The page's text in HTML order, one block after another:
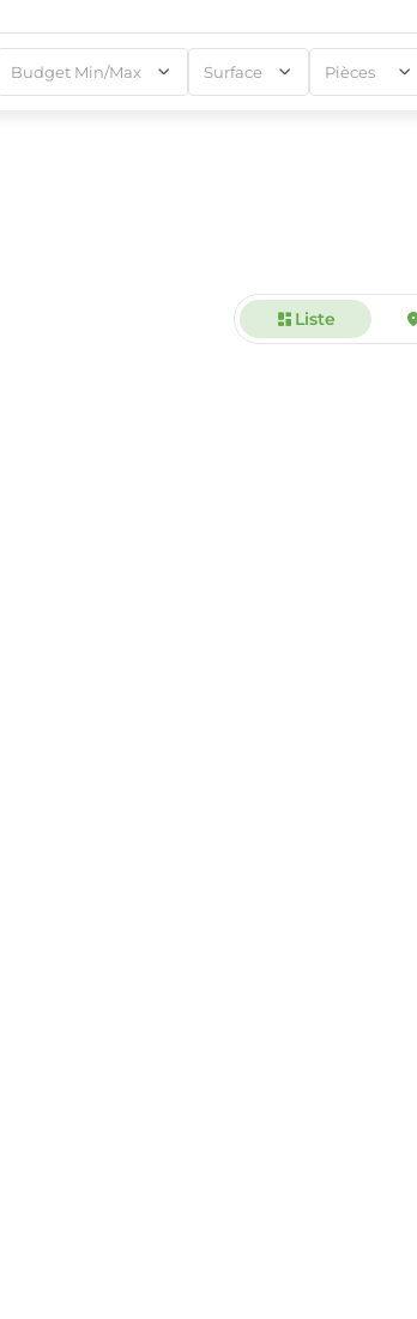
Budget Min/Max Surface Pièces
2
Liste